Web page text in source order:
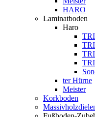
HARO
Laminatboden
Haro
ter Hürne
Meister
Korkboden